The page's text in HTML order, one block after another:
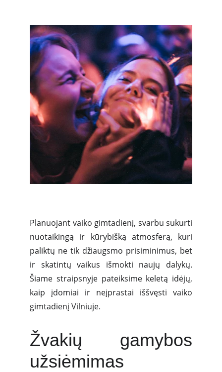
Planuojant vaiko gimtadienį, svarbu sukurti
nuotaikingą ir kūrybišką atmosferą, kuri
paliktų ne tik džiaugsmo prisiminimus, bet
ir skatintų vaikus išmokti naujų dalykų.
Šiame straipsnyje pateiksime keletą idėjų,
kaip įdomiai ir neįprastai iššvęsti vaiko
gimtadienį Vilniuje.
Žvakių gamybos
užsiėmimas